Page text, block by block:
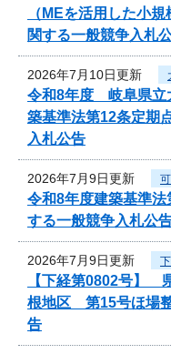
（MEを活用した小
関する一般競争入札
2026年7月10日更新
令和8年度 岐阜県立
築基準法第12条定期
入札公告
2026年7月9日更新
令和8年度建築基準
する一般競争入札公
2026年7月9日更新
【下経第0802号】
根地区 第15号ほ場
告